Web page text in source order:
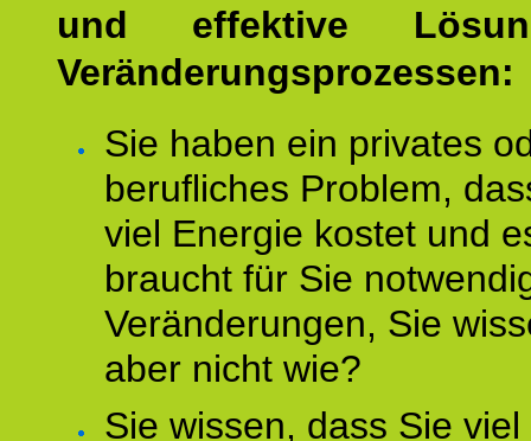
und effektive
Veränderungsprozessen:
Sie haben ein privates
berufliches Problem,
viel Energie kostet und
braucht für Sie
Veränderungen, Sie
aber nicht wie?
Sie wissen, dass Sie